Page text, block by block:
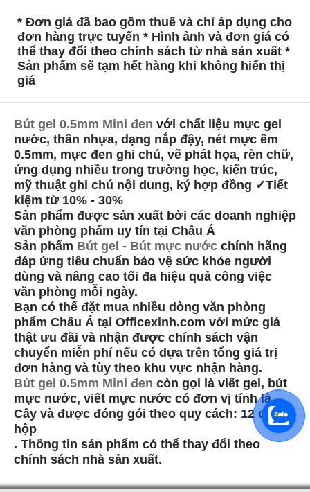
* Đơn giá đã bao gồm thuế và chỉ áp dụng cho
đơn hàng trực tuyến * Hình ảnh và đơn giá có
thể thay đổi theo chính sách từ nhà sản xuất *
Sản phẩm sẽ tạm hết hàng khi không hiển thị
giá
Bút gel 0.5mm Mini đen với chất liệu mực gel
nước, thân nhựa, dạng nắp đậy, nét mực êm
0.5mm, mực đen ghi chú, vẽ phát họa, rèn chữ,
ứng dụng nhiều trong trường học, kiến trúc,
mỹ thuật ghi chú nội dung, ký hợp đồng ✓Tiết
kiệm từ 10% - 30%
Sản phẩm được sản xuất bởi các doanh nghiệp
văn phòng phẩm uy tín tại Châu Á
Sản phẩm Bút gel - Bút mực nước chính hãng
đáp ứng tiêu chuẩn bảo vệ sức khỏe người
dùng và nâng cao tối đa hiệu quả công việc
văn phòng mỗi ngày.
Bạn có thể đặt mua nhiều dòng văn phòng
phẩm Châu Á tại Officexinh.com với mức giá
thật ưu đãi và nhận được chính sách vận
chuyển miễn phí nếu có dựa trên tổng giá trị
đơn hàng và tùy theo khu vực nhận hàng.
Bút gel 0.5mm Mini đen còn gọi là viết gel, bút
mực nước, viết mực nước có đơn vị tính là
Cây và được đóng gói theo quy cách: 12 cây /
hộp
. Thông tin sản phẩm có thể thay đổi theo
chính sách nhà sản xuất.